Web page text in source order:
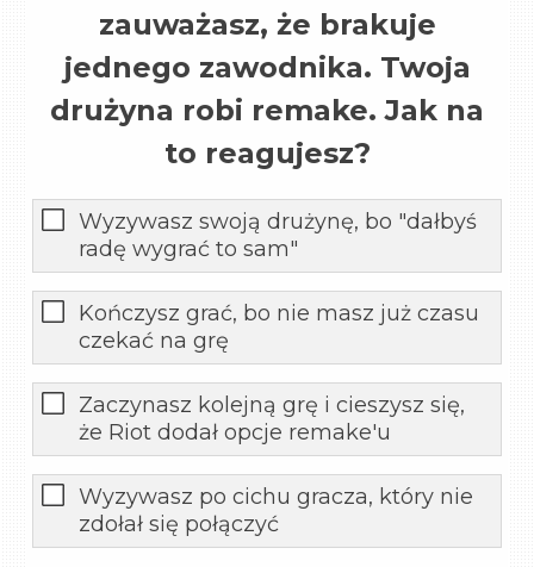
zauważasz, że brakuje
jednego zawodnika. Twoja
drużyna robi remake. Jak na
to reagujesz?
Wyzywasz swoją drużynę, bo "dałbyś
radę wygrać to sam"
Kończysz grać, bo nie masz już czasu
czekać na grę
Zaczynasz kolejną grę i cieszysz się,
że Riot dodał opcje remake'u
Wyzywasz po cichu gracza, który nie
zdołał się połączyć